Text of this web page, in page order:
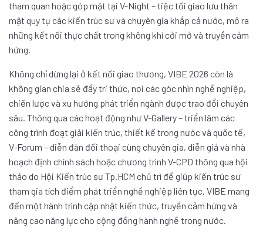
tham quan hoặc góp mặt tại V-Night – tiệc tối giao lưu thân
mật quy tụ các kiến trúc sư và chuyên gia khắp cả nước, mở ra
những kết nối thực chất trong không khí cởi mở và truyền cảm
hứng.
Không chỉ dừng lại ở kết nối giao thương, VIBE 2026 còn là
không gian chia sẻ đầy tri thức, nơi các góc nhìn nghề nghiệp,
chiến lược và xu hướng phát triển ngành được trao đổi chuyên
sâu. Thông qua các hoạt động như V-Gallery – triển lãm các
công trình đoạt giải kiến trúc, thiết kế trong nước và quốc tế,
V-Forum – diễn đàn đối thoại cùng chuyên gia, diễn giả và nhà
hoạch định chính sách hoặc chương trình V-CPD thông qua hội
thảo do Hội Kiến trúc sư Tp.HCM chủ trì để giúp kiến trúc sư
tham gia tích điểm phát triển nghề nghiệp liên tục, VIBE mang
đến một hành trình cập nhật kiến thức, truyền cảm hứng và
nâng cao năng lực cho cộng đồng hành nghề trong nước.